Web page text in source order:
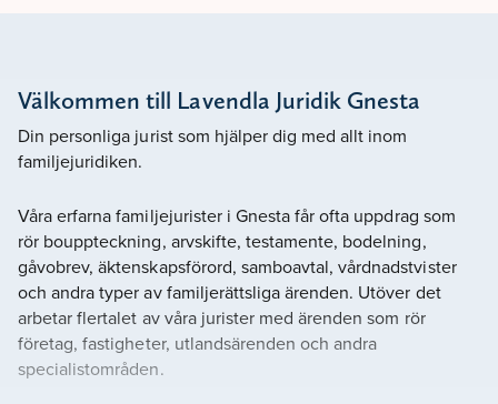
Välkommen till Lavendla Juridik Gnesta
Din personliga jurist som hjälper dig med allt inom
familjejuridiken.
Våra erfarna familjejurister i Gnesta får ofta uppdrag som
rör bouppteckning, arvskifte, testamente, bodelning,
gåvobrev, äktenskapsförord, samboavtal, vårdnadstvister
och andra typer av familjerättsliga ärenden. Utöver det
arbetar flertalet av våra jurister med ärenden som rör
företag, fastigheter, utlandsärenden och andra
specialistområden.